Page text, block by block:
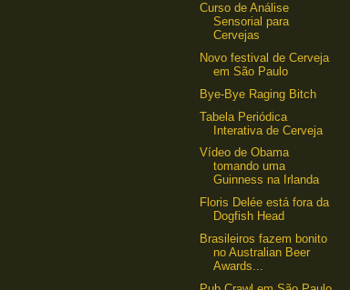
Curso de Análise
Sensorial para
Cervejas
Novo festival de Cerveja
em São Paulo
Bye-Bye Raging Bitch
Tabela Periódica
Interativa de Cerveja
Vídeo de Obama
tomando uma
Guinness na Irlanda
Floris Delée está fora da
Dogfish Head
Brasileiros fazem bonito
no Australian Beer
Awards...